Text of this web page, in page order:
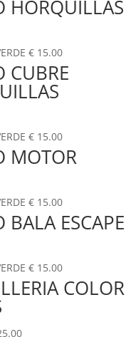
HORQUILLAS
€15.00
CUBRE
€15.00
MOTOR
€15.00
BALA ESCAPE
€15.00